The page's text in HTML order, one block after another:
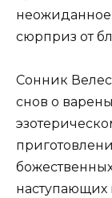
сюрприз от
Сонник
снов о